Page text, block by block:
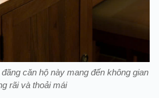
căn hộ này mang đến không gian
rãi và thoải mái